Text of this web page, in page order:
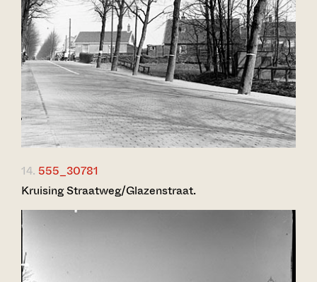
14. 555_30781
Kruising Straatweg/Glazenstraat.